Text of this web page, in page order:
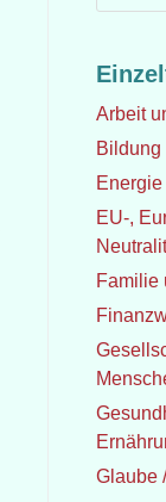
Arbeit
Bildung
Energie
EU-,
Familie
Glaube